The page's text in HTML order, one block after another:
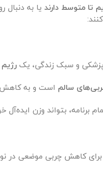
تا متوسط دارند یا به
و سبک زندگی، یک
سالم است و به
برنامه، بتواند وزن ایده‌آل
برای کاهش چربی موضعی در